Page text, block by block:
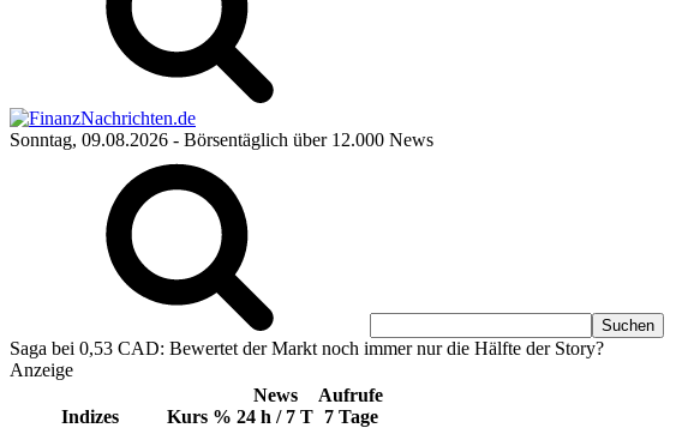
Sonntag, 09.08.2026 - Börsentäglich über 12.000 News
Saga bei 0,53 CAD: Bewertet der Markt noch immer nur die Hälfte der Story?
Anzeige
Indizes Kurs %
News
24 h / 7 T
Aufrufe
7 Tage